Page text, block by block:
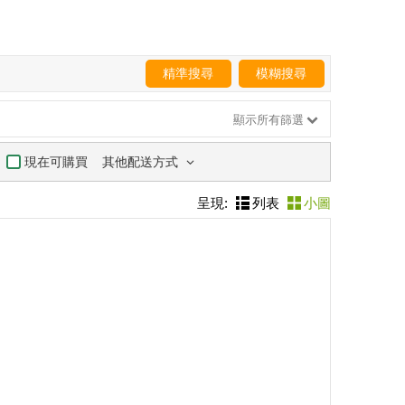
精準搜尋 模糊搜尋
顯示所有篩選
現在可購買 其他配送方式
呈現: 列表 小圖